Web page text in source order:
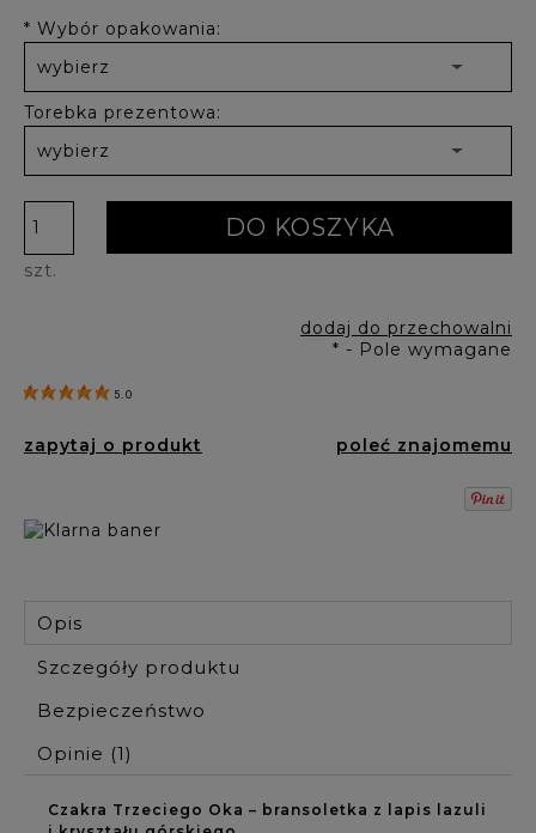
* Wybór opakowania:
Torebka prezentowa:
szt.
DO KOSZYKA
dodaj do przechowalni
* - Pole wymagane
5.0
zapytaj o produkt poleć znajomemu
Opis
Szczegóły produktu
Bezpieczeństwo
Opinie (1)
Czakra Trzeciego Oka – bransoletka z lapis lazuli